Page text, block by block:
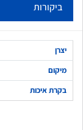
ביקורות
יצרן
מיקום
בקרת איכות